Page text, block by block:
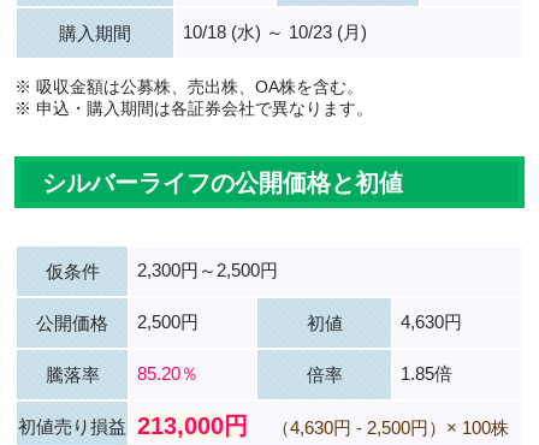
購入期間 10/18 (水) ～ 10/23 (月)
※ 吸収金額は公募株、売出株、OA株を含む。
※ 申込・購入期間は各証券会社で異なります。
シルバーライフの公開価格と初値
仮条件 2,300円～2,500円
公開価格 2,500円 初値 4,630円
騰落率 85.20％ 倍率 1.85倍
初値売り損益 213,000円 （4,630円 - 2,500円）× 100株